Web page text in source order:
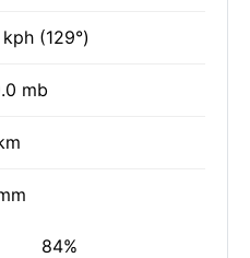
(129°)
mb
84%